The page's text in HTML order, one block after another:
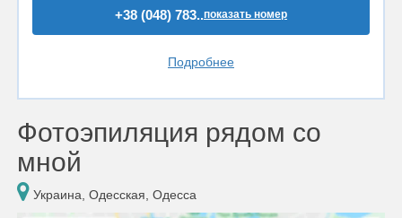
+38 (048) 783..показать номер
Подробнее
Фотоэпиляция рядом со
мной
Украина, Одесская, Одесса